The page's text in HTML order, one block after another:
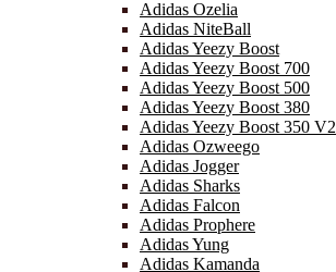
Adidas Ozelia
Adidas NiteBall
Adidas Yeezy Boost
Adidas Yeezy Boost 700
Adidas Yeezy Boost 500
Adidas Yeezy Boost 380
Adidas Yeezy Boost 350 V2
Adidas Ozweego
Adidas Jogger
Adidas Sharks
Adidas Falcon
Adidas Prophere
Adidas Yung
Adidas Kamanda